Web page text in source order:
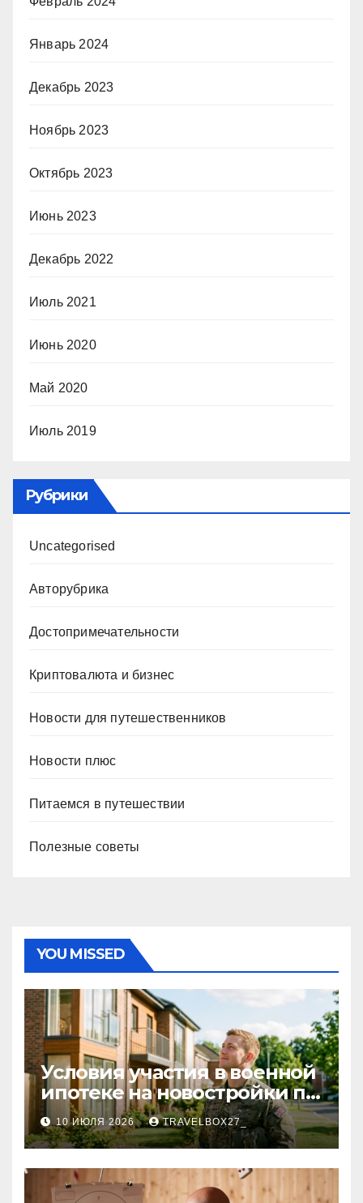
Январь 2024
Декабрь 2023
Ноябрь 2023
Октябрь 2023
Июнь 2023
Декабрь 2022
Июль 2021
Июнь 2020
Май 2020
Июль 2019
Рубрики
Uncategorised
Авторубрика
Достопримечательности
Криптовалюта и бизнес
Новости для путешественников
Новости плюс
Питаемся в путешествии
Полезные советы
YOU MISSED
Условия участия в военной
ипотеке на новостройки по
программе НИС и перечень
аккредитованных банков
10 ИЮЛЯ 2026 TRAVELBOX27_